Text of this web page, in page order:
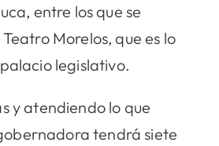
entre los que se
Morelos, que es lo
legislativo.
y atendiendo lo que
tendrá siete